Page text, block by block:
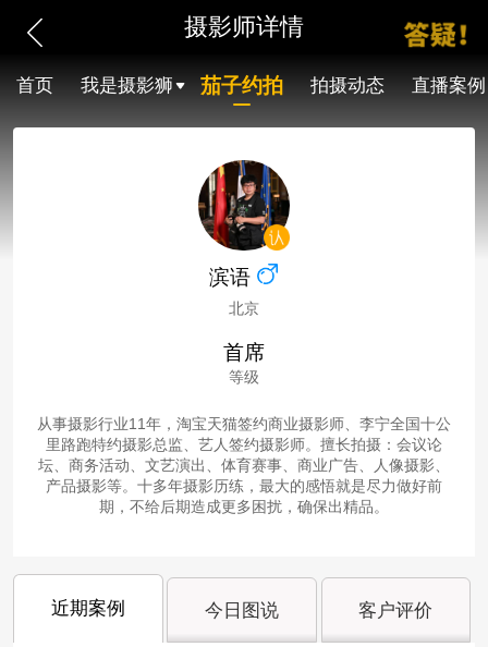
摄影师详情
首页 我是摄影狮 茄子约拍 拍摄动态 直播案例
滨语
北京
首席
等级
从事摄影行业11年，淘宝天猫签约商业摄影师、李宁全国十公
里路跑特约摄影总监、艺人签约摄影师。擅长拍摄：会议论
坛、商务活动、文艺演出、体育赛事、商业广告、人像摄影、
产品摄影等。十多年摄影历练，最大的感悟就是尽力做好前
期，不给后期造成更多困扰，确保出精品。
近期案例 今日图说 客户评价